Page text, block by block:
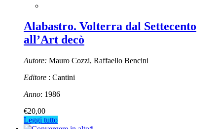
Alabastro. Volterra dal Settecento
all’Art decò
Autore: Mauro Cozzi, Raffaello Bencini
Editore : Cantini
Anno: 1986
€20,00
Leggi tutto